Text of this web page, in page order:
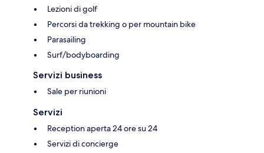
Lezioni di golf
Percorsi da trekking o per mountain bike
Parasailing
Surf/bodyboarding
Servizi business
Sale per riunioni
Servizi
Reception aperta 24 ore su 24
Servizi di concierge